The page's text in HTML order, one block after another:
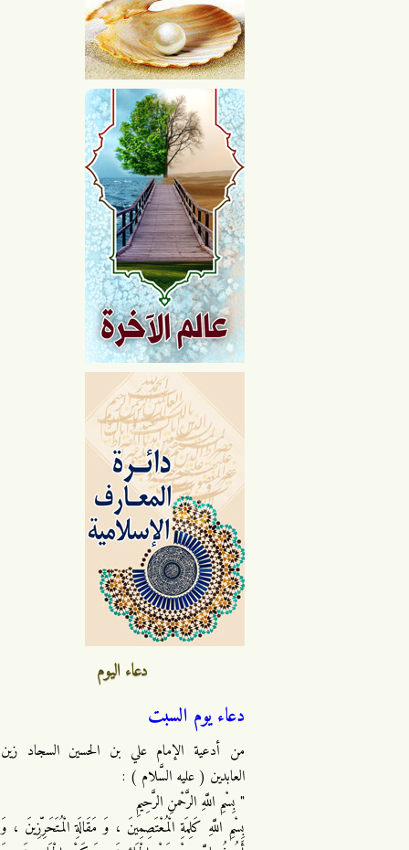
دعاء اليوم
دعاء يوم السبت
من أدعية الإمام علي بن الحسين السجاد زين
العابدين ( عليه السَّلام ) :
" بِسْمِ اللَّهِ الرَّحْمنِ الرَّحِيمِ
بِسْمِ اللَّهِ كَلِمَةِ الْمُعْتَصِمِينَ ، وَ مَقَالَةِ الْمُتَحَرِّزِينَ ، وَ